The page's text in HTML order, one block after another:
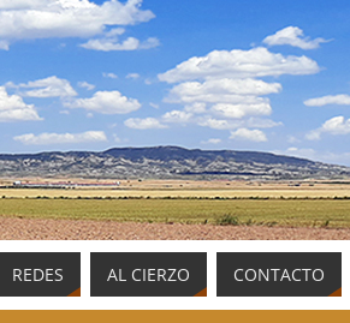
REDES AL CIERZO CONTACTO